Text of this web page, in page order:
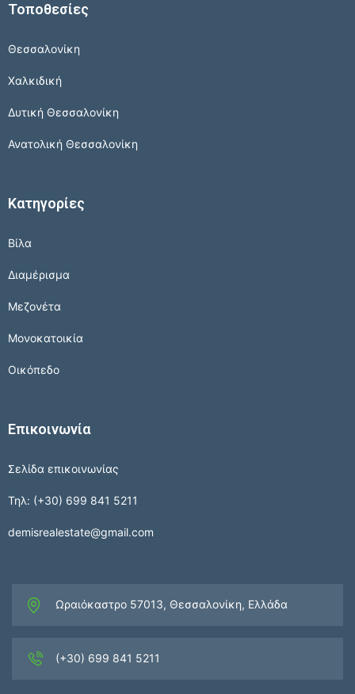
Τοποθεσίες
Θεσσαλονίκη
Χαλκιδική
Δυτική Θεσσαλονίκη
Ανατολική Θεσσαλονίκη
Κατηγορίες
Βίλα
Διαμέρισμα
Μεζονέτα
Μονοκατοικία
Οικόπεδο
Επικοινωνία
Σελίδα επικοινωνίας
Τηλ: (+30) 699 841 5211
demisrealestate@gmail.com
Ωραιόκαστρο 57013, Θεσσαλονίκη, Ελλάδα
(+30) 699 841 5211